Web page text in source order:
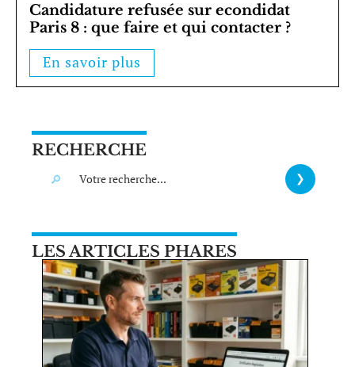
Candidature refusée sur econdidat
Paris 8 : que faire et qui contacter ?
En savoir plus
RECHERCHE
LES ARTICLES PHARES